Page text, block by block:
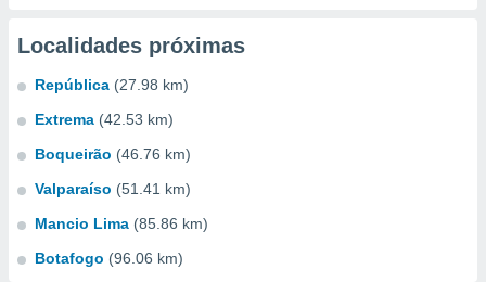
Localidades próximas
República (27.98 km)
Extrema (42.53 km)
Boqueirão (46.76 km)
Valparaíso (51.41 km)
Mancio Lima (85.86 km)
Botafogo (96.06 km)